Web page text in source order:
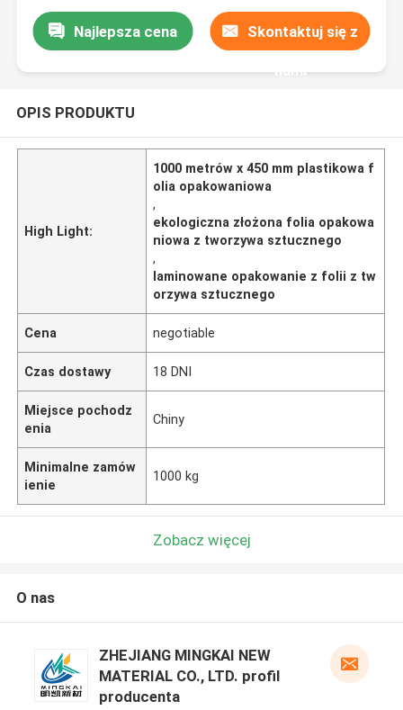
Najlepsza cena Skontaktuj się z
nami
OPIS PRODUKTU
High Light:
1000 metrów x 450 mm plastikowa f
olia opakowaniowa
,
ekologiczna złożona folia opakowa
niowa z tworzywa sztucznego
,
laminowane opakowanie z folii z tw
orzywa sztucznego
Cena negotiable
Czas dostawy 18 DNI
Miejsce pochodz
enia
Chiny
Minimalne zamów
ienie
1000 kg
Zobacz więcej
O nas
ZHEJIANG MINGKAI NEW
MATERIAL CO., LTD. profil
producenta